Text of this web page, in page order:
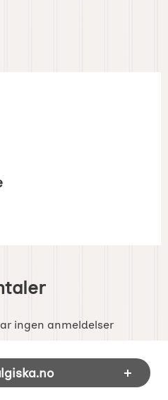
ingen anmeldelser
informasjon og